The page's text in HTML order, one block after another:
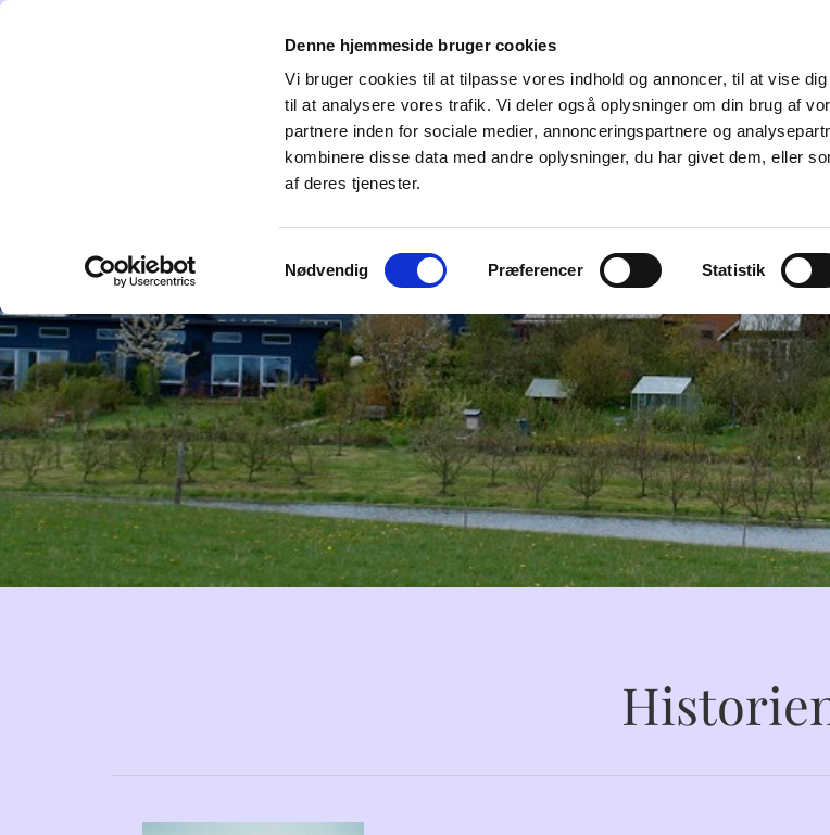
Denne hjemmeside bruger cookies
Vi bruger cookies til at tilpasse vores indhold og annoncer, til at vise
til at analysere vores trafik. Vi deler også oplysninger om din brug af
partnere inden for sociale medier, annonceringspartnere og
kombinere disse data med andre oplysninger, du har givet dem, eller
af deres tjenester.
Nødvendig Præferencer Statistik
Hvem er vi Det sker i AiH Byggeri & miljø Landbrug og natur